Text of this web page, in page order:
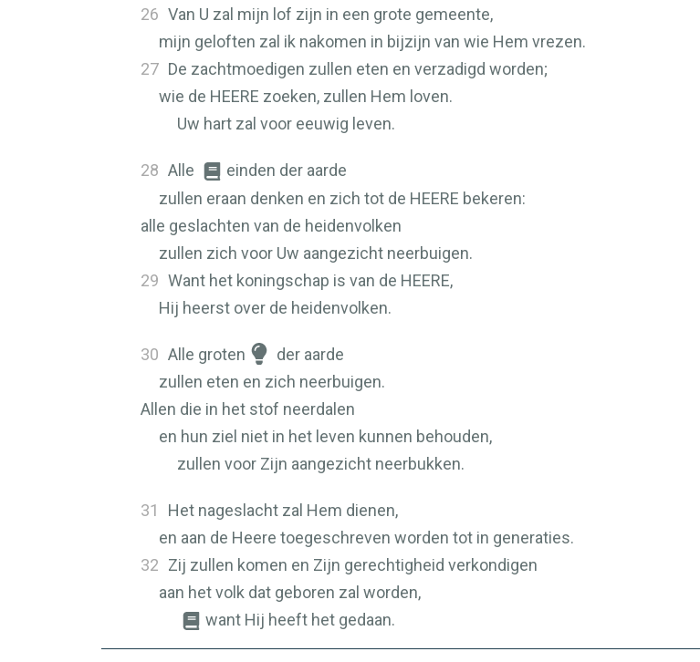
26 Van U zal mijn lof zijn in een grote gemeente,
mijn geloften zal ik nakomen in bijzijn van wie Hem vrezen.
27 De zachtmoedigen zullen eten en verzadigd worden;
wie de HEERE zoeken, zullen Hem loven.
Uw hart zal voor eeuwig leven.
28 Alle
einden der aarde
zullen eraan denken en zich tot de HEERE bekeren:
alle geslachten van de heidenvolken
zullen zich voor Uw aangezicht neerbuigen.
29 Want het koningschap is van de HEERE,
Hij heerst over de heidenvolken.
30 Alle groten
der aarde
zullen eten en zich neerbuigen.
Allen die in het stof neerdalen
en hun ziel niet in het leven kunnen behouden,
zullen voor Zijn aangezicht neerbukken.
31
Het nageslacht zal Hem dienen,
en aan de Heere toegeschreven worden tot in generaties.
32 Zij zullen komen en Zijn gerechtigheid verkondigen
aan het volk dat geboren zal worden,
want Hij heeft het gedaan.